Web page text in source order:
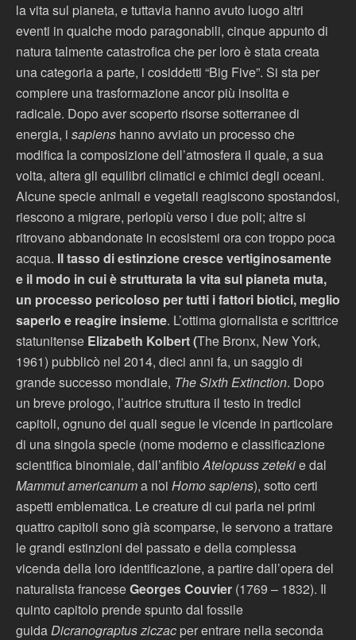
la vita sul pianeta, e tuttavia hanno avuto luogo altri
eventi in qualche modo paragonabili, cinque appunto di
natura talmente catastrofica che per loro è stata creata
una categoria a parte, i cosiddetti “Big Five”. Si sta per
compiere una trasformazione ancor più insolita e
radicale. Dopo aver scoperto risorse sotterranee di
energia, i sapiens hanno avviato un processo che
modifica la composizione dell’atmosfera il quale, a sua
volta, altera gli equilibri climatici e chimici degli oceani.
Alcune specie animali e vegetali reagiscono spostandosi,
riescono a migrare, perlopiù verso i due poli; altre si
ritrovano abbandonate in ecosistemi ora con troppo poca
acqua. Il tasso di estinzione cresce vertiginosamente
e il modo in cui è strutturata la vita sul pianeta muta,
un processo pericoloso per tutti i fattori biotici, meglio
saperlo e reagire insieme. L’ottima giornalista e scrittrice
statunitense Elizabeth Kolbert (The Bronx, New York,
1961) pubblicò nel 2014, dieci anni fa, un saggio di
grande successo mondiale, The Sixth Extinction. Dopo
un breve prologo, l’autrice struttura il testo in tredici
capitoli, ognuno dei quali segue le vicende in particolare
di una singola specie (nome moderno e classificazione
scientifica binomiale, dall’anfibioAtelopuss zetekie dal
Mammut americanuma noi Homo sapiens), sotto certi
aspetti emblematica. Le creature di cui parla nei primi
quattro capitoli sono già scomparse, le servono a trattare
le grandi estinzioni del passato e della complessa
vicenda della loro identificazione, a partire dall’opera del
naturalista franceseGeorges Couvier (1769 – 1832). Il
quinto capitolo prende spunto dal fossile
guidaDicranograptus ziczac per entrare nella seconda